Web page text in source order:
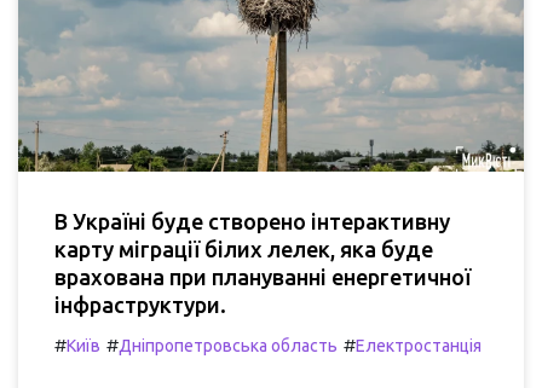
В Україні буде створено інтерактивну
карту міграції білих лелек, яка буде
врахована при плануванні енергетичної
інфраструктури.
#Київ #Дніпропетровська область #Електростанція